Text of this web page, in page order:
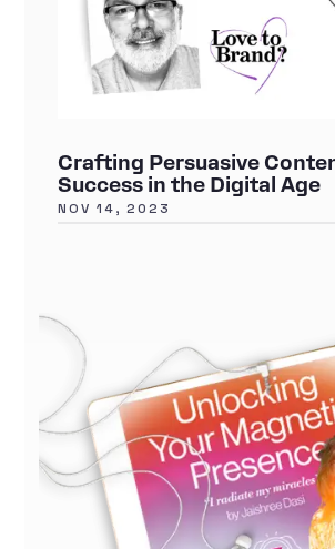
Crafting Persuasive
Success in the Digital Age
NOV 14, 2023